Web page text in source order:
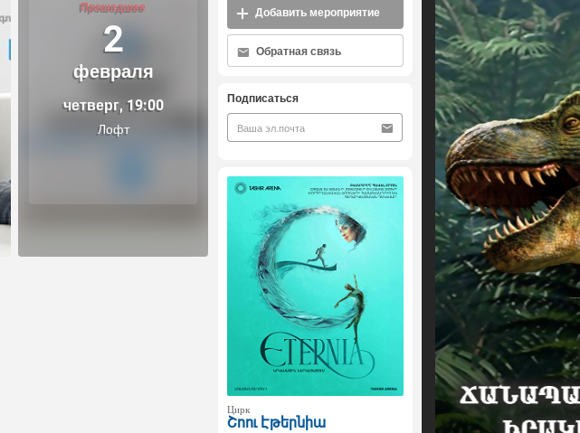
Прошедшее
2
февраля
четверг, 19:00
Лофт
Добавить мероприятие
Обратная связь
Подписаться
Цирк
Շոու Էթերնիա